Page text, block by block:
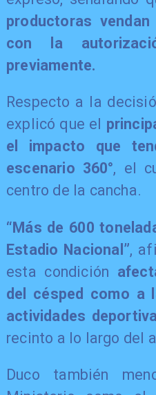
productoras
con la
previamente.
Respecto a la
explicó que el
el impacto que
escenario 360°, el
centro de la cancha.
“Más de 600
Estadio Nacional”,
esta condición
del césped como a
actividades
recinto a lo largo del
Duco también